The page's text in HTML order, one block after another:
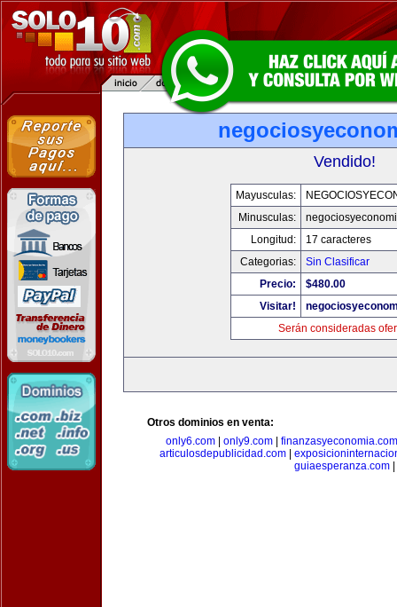
Vendido!
Mayusculas:
Minusculas:
Longitud:
17 caracteres
Categorias:
Sin Clasificar
Precio:
$480.00
Visitar!
Serán consideradas
Otros dominios en venta:
only6.com| only9.com| finanzasyeconomia.com
articulosdepublicidad.com|
guiaesperanza.com